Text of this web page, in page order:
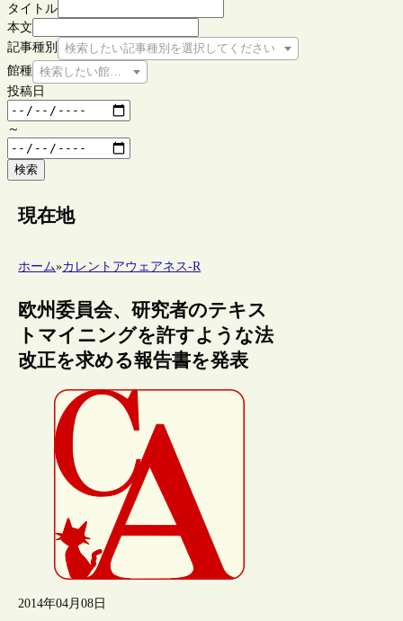
タイトル
本文
記事種別
検索したい記事種別を選択してください
館種 検索したい館種を選択してください
投稿日
～
検索
現在地
ホーム»カレントアウェアネス-R
欧州委員会、研究者のテキス
トマイニングを許すような法
改正を求める報告書を発表
2014年04月08日